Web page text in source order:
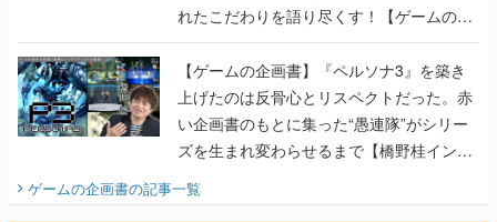
れたこだわりを語り尽くす！【ゲームの企
画書】
【ゲームの企画書】『ペルソナ3』を築き
上げたのは反骨心とリスペクトだった。赤
い企画書のもとに集った“愚連隊”がシリー
ズを生まれ変わらせるまで【橋野桂インタ
ゲームの企画書の記事一覧